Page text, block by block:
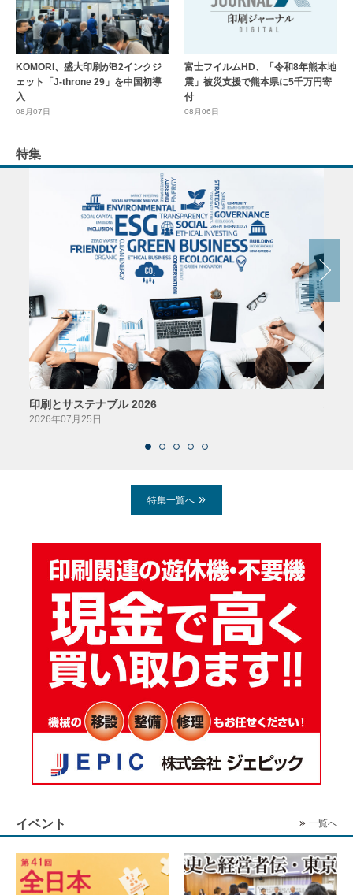
KOMORI、盛大印刷がB2インクジ
ェット「J-throne 29」を中国初導
入
08月07日
富士フイルムHD、「令和8年熊本地
震」被災支援で熊本県に5千万円寄
付
08月06日
特集
印刷とサステナブル 2026
2026年07月25日
特集一覧へ
イベント 一覧へ